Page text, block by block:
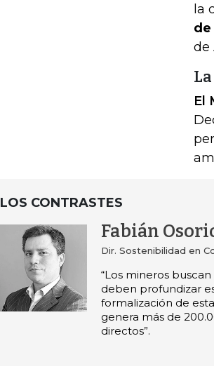
la
de
de
El
LOS CONTRASTES
Fabián
Dir. Sostenibilidad en
“Los mineros
deben profundizar
formalización de
genera más de
directos”.